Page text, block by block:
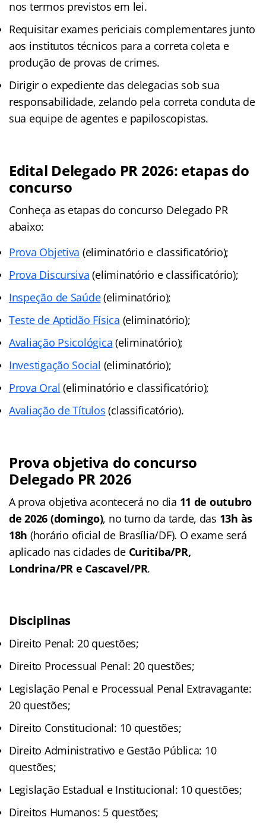
nos termos previstos em lei.
Requisitar exames periciais complementares junto
aos institutos técnicos para a correta coleta e
produção de provas de crimes.
Dirigir o expediente das delegacias sob sua
responsabilidade, zelando pela correta conduta de
sua equipe de agentes e papiloscopistas.
Edital Delegado PR 2026: etapas do
concurso
Conheça as etapas do concurso Delegado PR
abaixo:
Prova Objetiva (eliminatório e classificatório);
Prova Discursiva (eliminatório e classificatório);
Inspeção de Saúde(eliminatório);
Teste de Aptidão Física (eliminatório);
Avaliação Psicológica (eliminatório);
Investigação Social (eliminatório);
Prova Oral (eliminatório e classificatório);
Avaliação de Títulos (classificatório).
Prova objetiva do concurso
Delegado PR 2026
A prova objetiva acontecerá no dia 11 de outubro
de 2026 (domingo), no turno da tarde, das 13h às
18h (horário oficial de Brasília/DF). O exame será
aplicado nas cidades de Curitiba/PR,
Londrina/PR e Cascavel/PR.
Disciplinas
Direito Penal: 20 questões;
Direito Processual Penal: 20 questões;
Legislação Penal e Processual Penal Extravagante:
20 questões;
Direito Constitucional: 10 questões;
Direito Administrativo e Gestão Pública: 10
questões;
Legislação Estadual e Institucional: 10 questões;
Direitos Humanos: 5 questões;